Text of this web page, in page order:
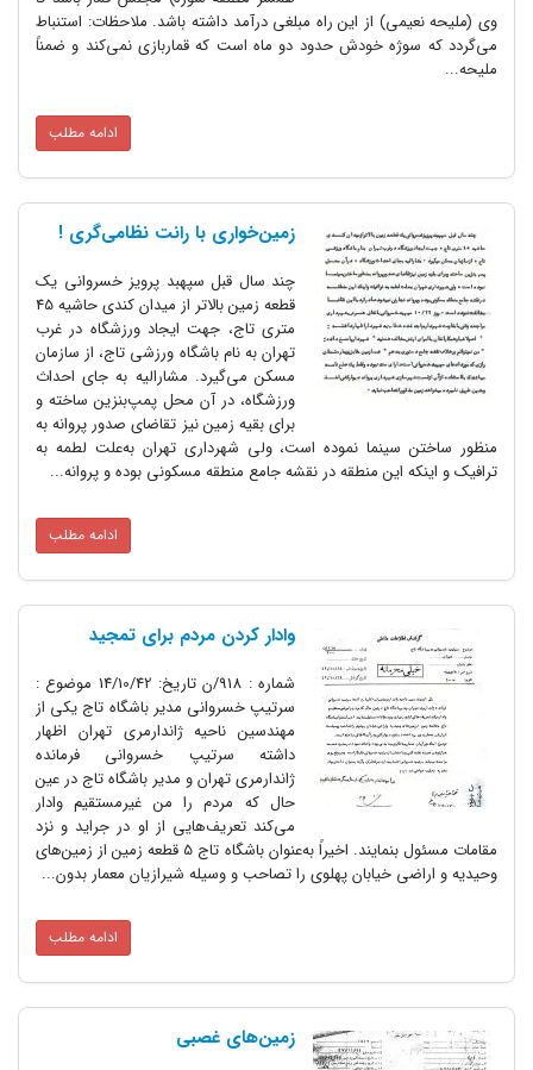
از این راه مبلغی درآمد داشته باشد. ملاحظات: استنباط
خودش حدود دو ماه است که قماربازی نمی‌کند و ضمناً
زمین‌خواری با رانت‌ نظامی‌گری !
چند سال قبل سپهبد پرویز خسروانی یک
قطعه زمین بالاتر از میدان کندی حاشیه 45
متری تاج، جهت ایجاد ورزشگاه در غرب
تهران به نام باشگاه ورزشی تاج، از سازمان
مسکن می‌گیرد. مشارالیه به جای احداث
ورزشگاه، در آن محل پمپ‌بنزین ساخته و
برای بقیه زمین نیز تقاضای صدور پروانه به
سینما نموده است، ولی شهرداری تهران به‌علت لطمه به
این منطقه در نقشه جامع منطقه مسکونی بوده و پروانه...
وادار کردن مردم برای تمجید
شماره : 918/ن تاریخ: 14/10/42 موضوع :
سرتیپ خسروانی مدیر باشگاه تاج یکی از
مهندسین ناحیه ژاندارمری تهران اظهار
داشته سرتیپ خسروانی فرمانده
ژاندارمری تهران و مدیر باشگاه تاج در عین
حال که مردم را من غیرمستقیم وادار
می‌کند تعریف‌هایی از او در جراید و نزد
مقامات مسئول بنمایند. اخیراً به‌عنوان باشگاه تاج 5 قطعه زمین از زمین‌های
خیابان پهلوی را تصاحب و وسیله شیرازیان معمار بدون...
زمین‌های غصبی